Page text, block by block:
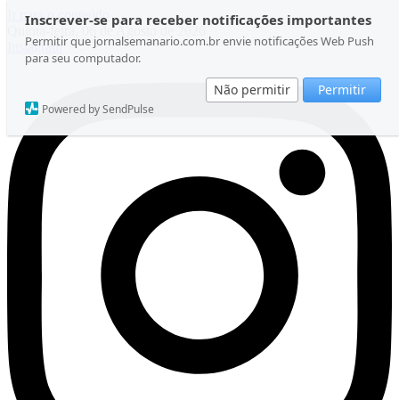
Inscrever-se para receber notificações importantes
Permitir que jornalsemanario.com.br envie notificações Web Push
para seu computador.
Não permitir Permitir
Powered by SendPulse
Ir para o conteúdo
Quinta-feira, 06 de Agosto de 2026
Instagram